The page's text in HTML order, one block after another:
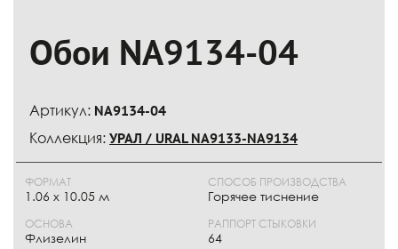
Обои NA9134-04
Артикул: NA9134-04
Коллекция: УРАЛ / URAL NA9133-NA9134
ФОРМАТ
1.06 x 10.05 м
ОСНОВА
Флизелин
СПОСОБ ПРОИЗВОДСТВА
Горячее тиснение
РАППОРТ СТЫКОВКИ
64